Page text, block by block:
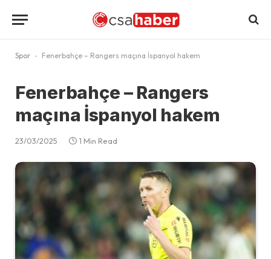
Spor - Fenerbahçe – Rangers maçına İspanyol hakem
Fenerbahçe – Rangers
maçına İspanyol hakem
23/03/2025 1 Min Read